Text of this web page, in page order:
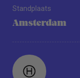
Standplaats
Amsterdam